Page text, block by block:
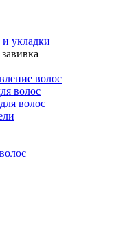
укладки
волос
волос
волос